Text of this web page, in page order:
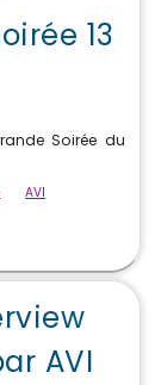
13
Soirée du
AVI
AVI